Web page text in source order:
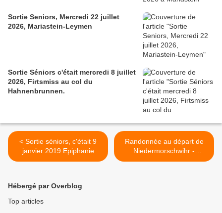
Sortie Seniors, Mercredi 22 juillet
2026, Mariastein-Leymen
Sortie Séniors c'était mercredi 8 juillet
2026, Firtsmiss au col du
Hahnenbrunnen.
< Sortie séniors, c'était 9
janvier 2019 Epiphanie
Randonnée au départ de
Niedermorschwihr -
mercredi 23 janvier 2019 >
Hébergé par Overblog
Top articles